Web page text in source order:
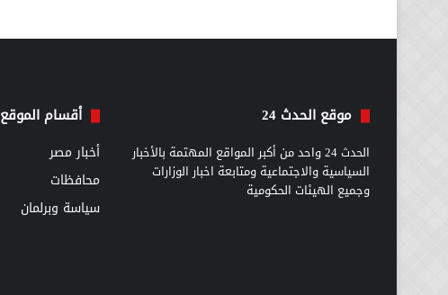
موقع الحدث 24
الحدث 24 واحد من أكبر المواقع المهتمة بالأخبار
السياسية والاجتماعية ومتابعة اخبار الوزارات
وجميع الهيئات الحكومية
أقسام الموقع
أخبار مصر
محافظات
سياسة وبرلمان